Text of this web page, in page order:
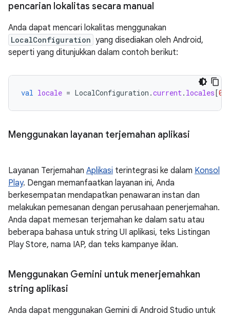
pencarian lokalitas secara manual
Anda dapat mencari lokalitas menggunakan
LocalConfiguration yang disediakan oleh Android,
seperti yang ditunjukkan dalam contoh berikut:
val locale = LocalConfiguration .current. locales[0
Menggunakan layanan terjemahan aplikasi
Layanan Terjemahan Aplikasi terintegrasi ke dalam Konsol
Play. Dengan memanfaatkan layanan ini, Anda
berkesempatan mendapatkan penawaran instan dan
melakukan pemesanan dengan perusahaan penerjemahan.
Anda dapat memesan terjemahan ke dalam satu atau
beberapa bahasa untuk string UI aplikasi, teks Listingan
Play Store, nama IAP, dan teks kampanye iklan.
Menggunakan Gemini untuk menerjemahkan
string aplikasi
Anda dapat menggunakan Gemini di Android Studio untuk